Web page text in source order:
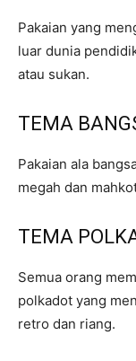
Pakaian yang
luar dunia
atau sukan.
TEMA
Pakaian ala
megah dan
TEMA
Semua orang
polkadot yang
retro dan riang.